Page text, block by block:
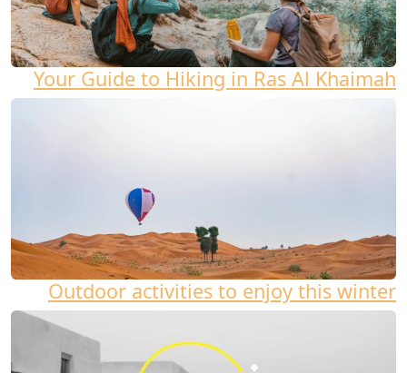
Your Guide to Hiking in Ras Al Khaimah
Outdoor activities to enjoy this winter